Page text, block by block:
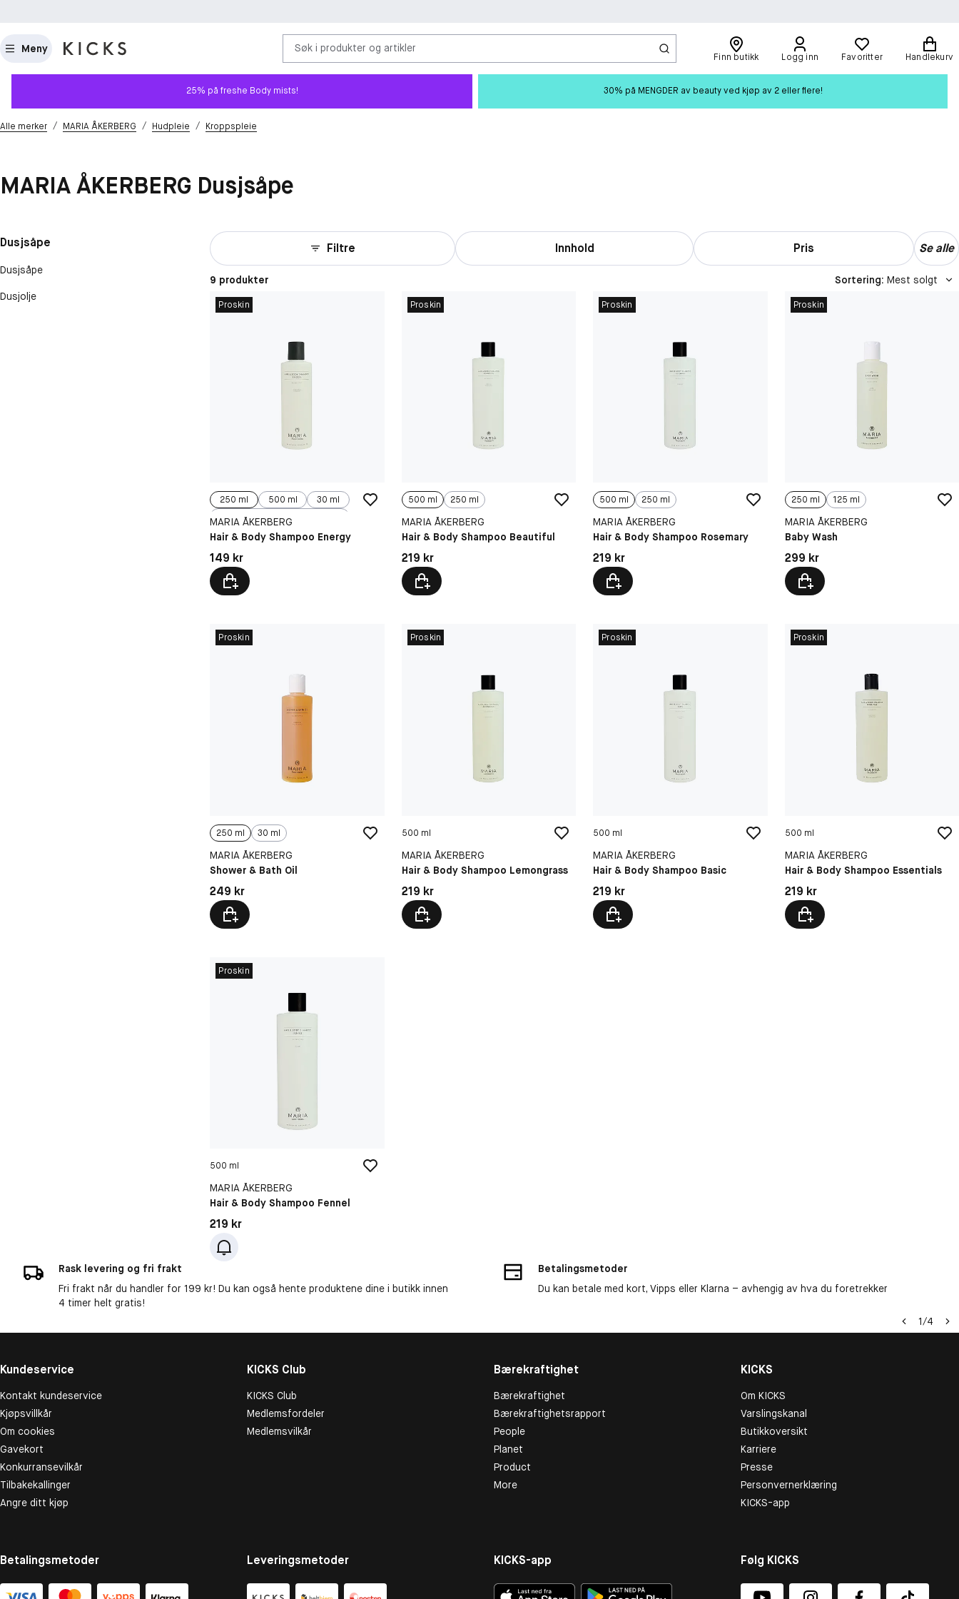
Meny Søk i produkter og artikler
Finn butikk Logg inn Favoritter Handlekurv
25% på freshe Body mists! 30% på MENGDER av beauty ved kjøp av 2 eller flere!
Alle merker / MARIA ÅKERBERG / Hudpleie / Kroppspleie
MARIA ÅKERBERG Dusjsåpe
Dusjsåpe
Dusjsåpe
Dusjolje
Filtre Innhold Pris Se alle
9 produkter Sortering: Mest solgt
Proskin
250 ml 500 ml
30 ml
100 ml
MARIA ÅKERBERG
Hair & Body Shampoo Energy
Pris: 149 kr
149 kr
Proskin
500 ml 250 ml
MARIA ÅKERBERG
Hair & Body Shampoo Beautiful
Pris: 219 kr
219 kr
Proskin
500 ml 250 ml
MARIA ÅKERBERG
Hair & Body Shampoo Rosemary
Pris: 219 kr
219 kr
Proskin
250 ml 125 ml
MARIA ÅKERBERG
Baby Wash
Pris: 299 kr
299 kr
Proskin
250 ml 30 ml
MARIA ÅKERBERG
Shower & Bath Oil
Pris: 249 kr
249 kr
Proskin
500 ml
MARIA ÅKERBERG
Hair & Body Shampoo Lemongrass
Pris: 219 kr
219 kr
Proskin
500 ml
MARIA ÅKERBERG
Hair & Body Shampoo Basic
Pris: 219 kr
219 kr
Proskin
500 ml
MARIA ÅKERBERG
Hair & Body Shampoo Essentials
Pris: 219 kr
219 kr
Proskin
500 ml
MARIA ÅKERBERG
Hair & Body Shampoo Fennel
Pris: 219 kr
219 kr
Rask levering og fri frakt
Fri frakt når du handler for 199 kr! Du kan også hente produktene dine i butikk innen
4 timer helt gratis!
Betalingsmetoder
Du kan betale med kort, Vipps eller Klarna – avhengig av hva du foretrekker
1/4
Kundeservice
Kontakt kundeservice
Kjøpsvillkår
Om cookies
Gavekort
Konkurransevilkår
Tilbakekallinger
Angre ditt kjøp
KICKS Club
KICKS Club
Medlemsfordeler
Medlemsvilkår
Bærekraftighet
Bærekraftighet
Bærekraftighetsrapport
People
Planet
Product
More
KICKS
Om KICKS
Varslingskanal
Butikkoversikt
Karriere
Presse
Personvernerklæring
KICKS-app
Betalingsmetoder Leveringsmetoder KICKS-app Følg KICKS